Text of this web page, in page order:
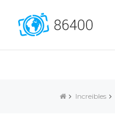
Increibles